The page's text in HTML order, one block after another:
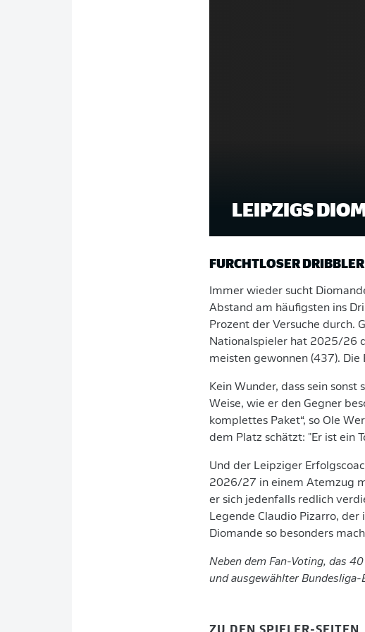
LEIPZIGS
FURCHTLOSER DRIBBLER
Immer wieder sucht
Abstand am häufigsten ins
Prozent der Versuche durch.
Nationalspieler hat 2025/26
meisten gewonnen (437).
Kein Wunder, dass sein
Weise, wie er den Gegner
komplettes Paket“, so Ole
dem Platz schätzt: "Er ist ein
Und der Leipziger
2026/27 in einem Atemzug
er sich jedenfalls redlich
Legende Claudio Pizarro, der
Diomande so besonders
Neben dem Fan-Voting, das
und ausgewählter Bundesliga-
ZU DEN SPIELER-SEITEN